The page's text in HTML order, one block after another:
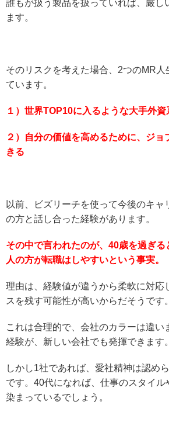
誰もが扱う製品を扱っていれば、厳し
ます。
そのリスクを考えた場合、2つのMR人
ています。
１）世界TOP10に入るような大手外資
２）自分の価値を高めるために、ジョ
きる
以前、ビズリーチを使って今後のキャ
の方と話し合った経験があります。
その中で言われたのが、40歳を過ぎる
人の方が転職はしやすいという事実。
理由は、経験値が違うから柔軟に対応
スを残す可能性が高いからだそうです。
これは合理的で、会社のカラーは違い
経験が、新しい会社でも発揮できます。
しかし1社であれば、愛社精神は認め
です。40代になれば、仕事のスタイル
染まっているでしょう。